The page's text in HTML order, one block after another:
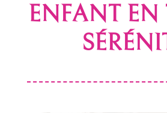
ENFANT EN